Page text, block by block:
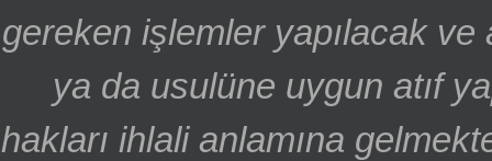
gereken işlemler yapılacak ve
ya da usulüne uygun atıf
hakları ihlali anlamına